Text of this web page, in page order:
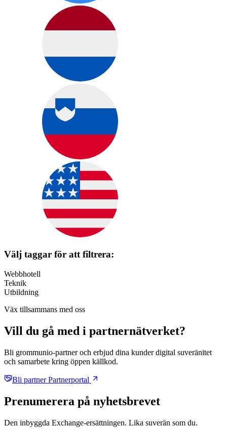
Välj taggar för att filtrera:
Webbhotell
Teknik
Utbildning
Väx tillsammans med oss
Vill du gå med i partnernätverket?
Bli grommunio-partner och erbjud dina kunder digital suveränitet
och samarbete kring öppen källkod.
Bli partner Partnerportal
Prenumerera på nyhetsbrevet
Den inbyggda Exchange-ersättningen. Lika suverän som du.